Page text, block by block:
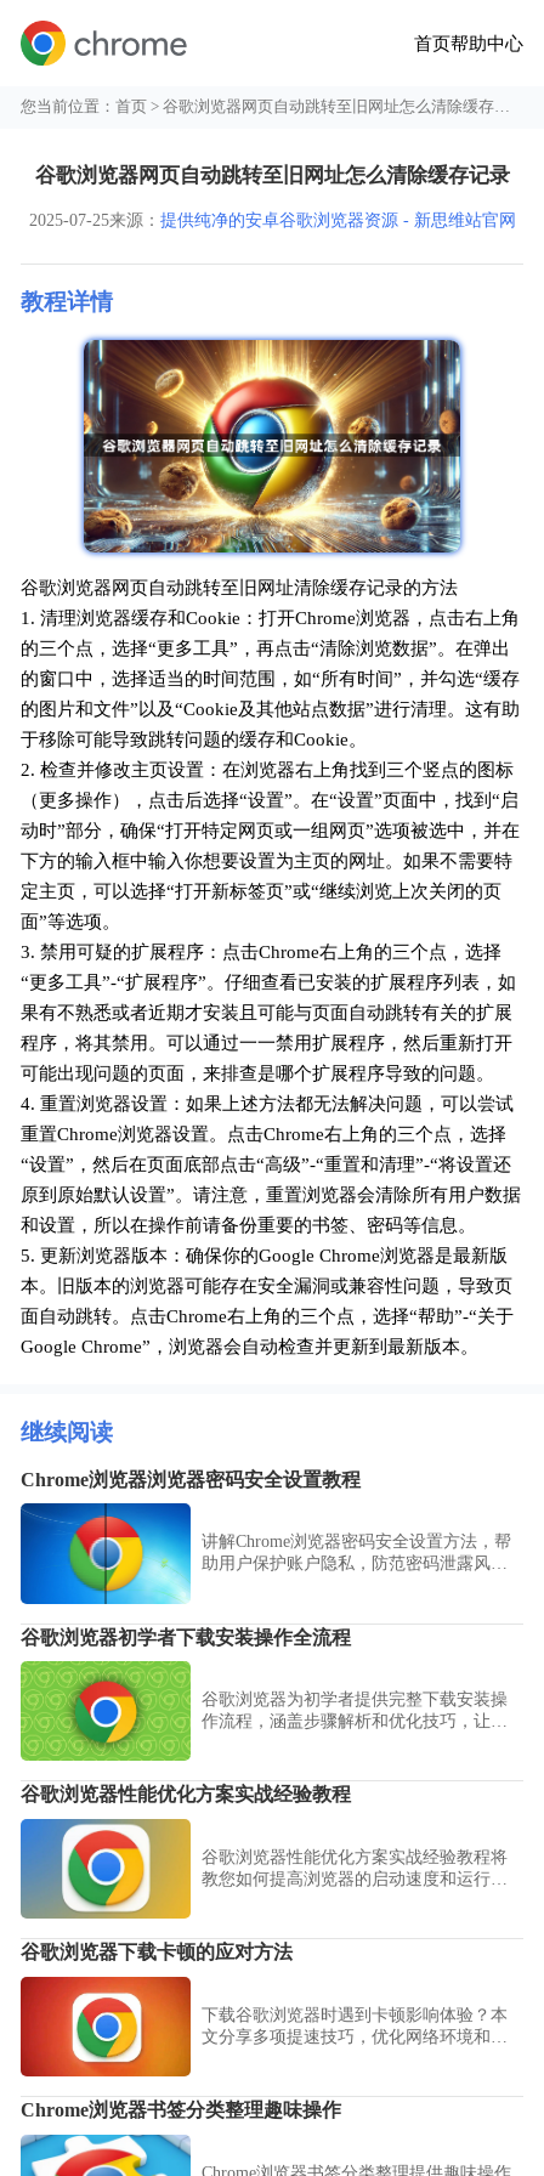
首页帮助中心
您当前位置：首页 > 谷歌浏览器网页自动跳转至旧网址怎么清除缓存记录
谷歌浏览器网页自动跳转至旧网址怎么清除缓存记录
2025-07-25来源： 提供纯净的安卓谷歌浏览器资源 - 新思维站官网
教程详情
谷歌浏览器网页自动跳转至旧网址清除缓存记录的方法
1. 清理浏览器缓存和Cookie：打开Chrome浏览器，点击右上角
的三个点，选择“更多工具”，再点击“清除浏览数据”。在弹出
的窗口中，选择适当的时间范围，如“所有时间”，并勾选“缓存
的图片和文件”以及“Cookie及其他站点数据”进行清理。这有助
于移除可能导致跳转问题的缓存和Cookie。
2. 检查并修改主页设置：在浏览器右上角找到三个竖点的图标
（更多操作），点击后选择“设置”。在“设置”页面中，找到“启
动时”部分，确保“打开特定网页或一组网页”选项被选中，并在
下方的输入框中输入你想要设置为主页的网址。如果不需要特
定主页，可以选择“打开新标签页”或“继续浏览上次关闭的页
面”等选项。
3. 禁用可疑的扩展程序：点击Chrome右上角的三个点，选择
“更多工具”-“扩展程序”。仔细查看已安装的扩展程序列表，如
果有不熟悉或者近期才安装且可能与页面自动跳转有关的扩展
程序，将其禁用。可以通过一一禁用扩展程序，然后重新打开
可能出现问题的页面，来排查是哪个扩展程序导致的问题。
4. 重置浏览器设置：如果上述方法都无法解决问题，可以尝试
重置Chrome浏览器设置。点击Chrome右上角的三个点，选择
“设置”，然后在页面底部点击“高级”-“重置和清理”-“将设置还
原到原始默认设置”。请注意，重置浏览器会清除所有用户数据
和设置，所以在操作前请备份重要的书签、密码等信息。
5. 更新浏览器版本：确保你的Google Chrome浏览器是最新版
本。旧版本的浏览器可能存在安全漏洞或兼容性问题，导致页
面自动跳转。点击Chrome右上角的三个点，选择“帮助”-“关于
Google Chrome”，浏览器会自动检查并更新到最新版本。
继续阅读
Chrome浏览器浏览器密码安全设置教程
讲解Chrome浏览器密码安全设置方法，帮
助用户保护账户隐私，防范密码泄露风
谷歌浏览器初学者下载安装操作全流程
谷歌浏览器为初学者提供完整下载安装操
作流程，涵盖步骤解析和优化技巧，让新
谷歌浏览器性能优化方案实战经验教程
谷歌浏览器性能优化方案实战经验教程将
教您如何提高浏览器的启动速度和运行效
颈，实现流畅浏览体验。
谷歌浏览器下载卡顿的应对方法
下载谷歌浏览器时遇到卡顿影响体验？本
文分享多项提速技巧，优化网络环境和系
Chrome浏览器书签分类整理趣味操作